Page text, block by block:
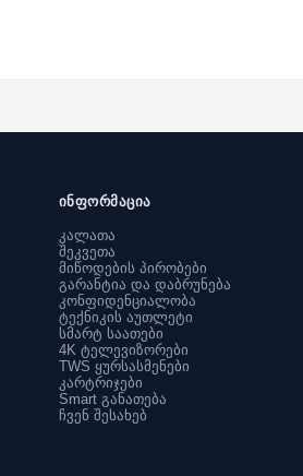
ინფორმაცია
კალათა
შეკვეთა
მიწოდების პირობები
გარანტია და დაბრუნება
კონფიდენციალობა
ტექნიკის აუთლეტი
სმარტ საათები
4K ტელევიზორები
TWS ყურსასმენები
კარტრიჯები
Smart განათება
ჩვენ შესახებ